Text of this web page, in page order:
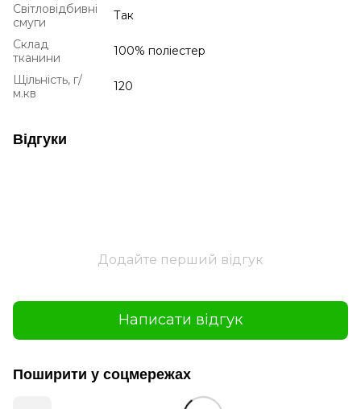
Світловідбивні
смуги
Так
Склад
тканини
100% поліестер
Щільність, г/
м.кв
120
Відгуки
Додайте перший відгук
Написати відгук
Поширити у соцмережах